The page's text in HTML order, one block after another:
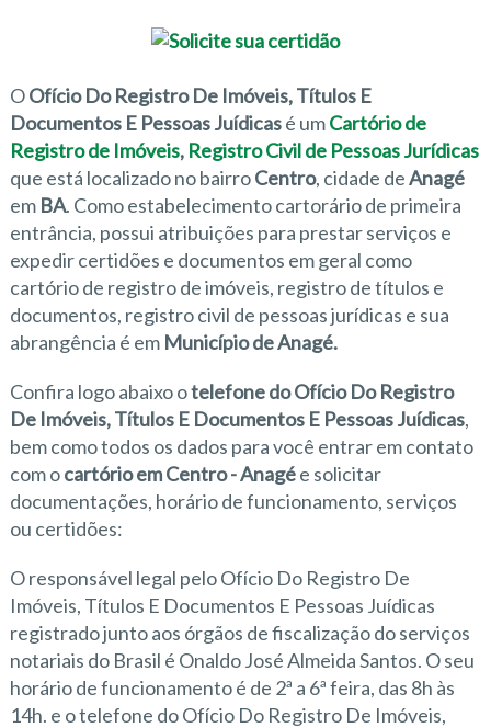
OOfício Do Registro De Imóveis, Títulos E
Documentos E Pessoas Juídicasé umCartório de
Registro de Imóveis, Registro Civil de Pessoas Jurídicas
que está localizado no bairroCentro, cidade deAnagé
em BA. Como estabelecimento cartorário de primeira
entrância, possui atribuições para prestar serviços e
expedir certidões e documentos em geral como
cartório de registro de imóveis, registro de títulos e
documentos, registro civil de pessoas jurídicas e sua
abrangência é em Município de Anagé.
Confira logo abaixo otelefone do Ofício Do Registro
De Imóveis, Títulos E Documentos E Pessoas Juídicas,
bem como todos os dados para você entrar em contato
com ocartório em Centro - Anagée solicitar
documentações, horário de funcionamento, serviços
ou certidões:
O responsável legal pelo Ofício Do Registro De
Imóveis, Títulos E Documentos E Pessoas Juídicas
registrado junto aos órgãos de fiscalização do serviços
notariais do Brasil é Onaldo José Almeida Santos. O seu
horário de funcionamento é de 2ª a 6ª feira, das 8h às
14h. e o telefone do Ofício Do Registro De Imóveis,